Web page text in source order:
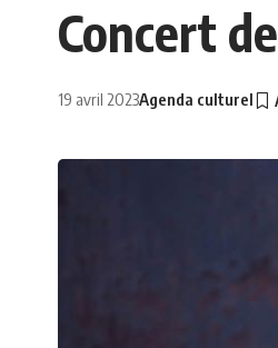
Concert
19 avril 2023Agenda culturel